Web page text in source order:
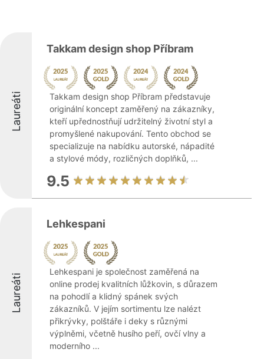
Laureáti
Takkam design shop Příbram
Takkam design shop Příbram představuje
originální koncept zaměřený na zákazníky,
kteří upřednostňují udržitelný životní styl a
promyšlené nakupování. Tento obchod se
specializuje na nabídku autorské, nápadité
a stylové módy, rozličných doplňků, ...
9.5
Laureáti
Lehkespani
Lehkespani je společnost zaměřená na
online prodej kvalitních lůžkovin, s důrazem
na pohodlí a klidný spánek svých
zákazníků. V jejím sortimentu lze nalézt
přikrývky, polštáře i deky s různými
výplněmi, včetně husího peří, ovčí vlny a
moderního ...